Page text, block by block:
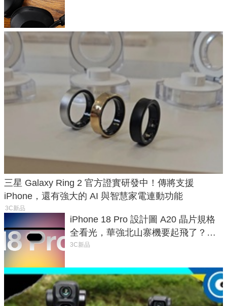
三星 Galaxy Ring 2 官方證實研發中！傳將支援
iPhone，還有強大的 AI 與智慧家電連動功能
3C新品
iPhone 18 Pro 設計圖 A20 晶片規格
全看光，華強北山寨機要起飛了？專
家曝山寨機無法復刻兩大關鍵
3C新品